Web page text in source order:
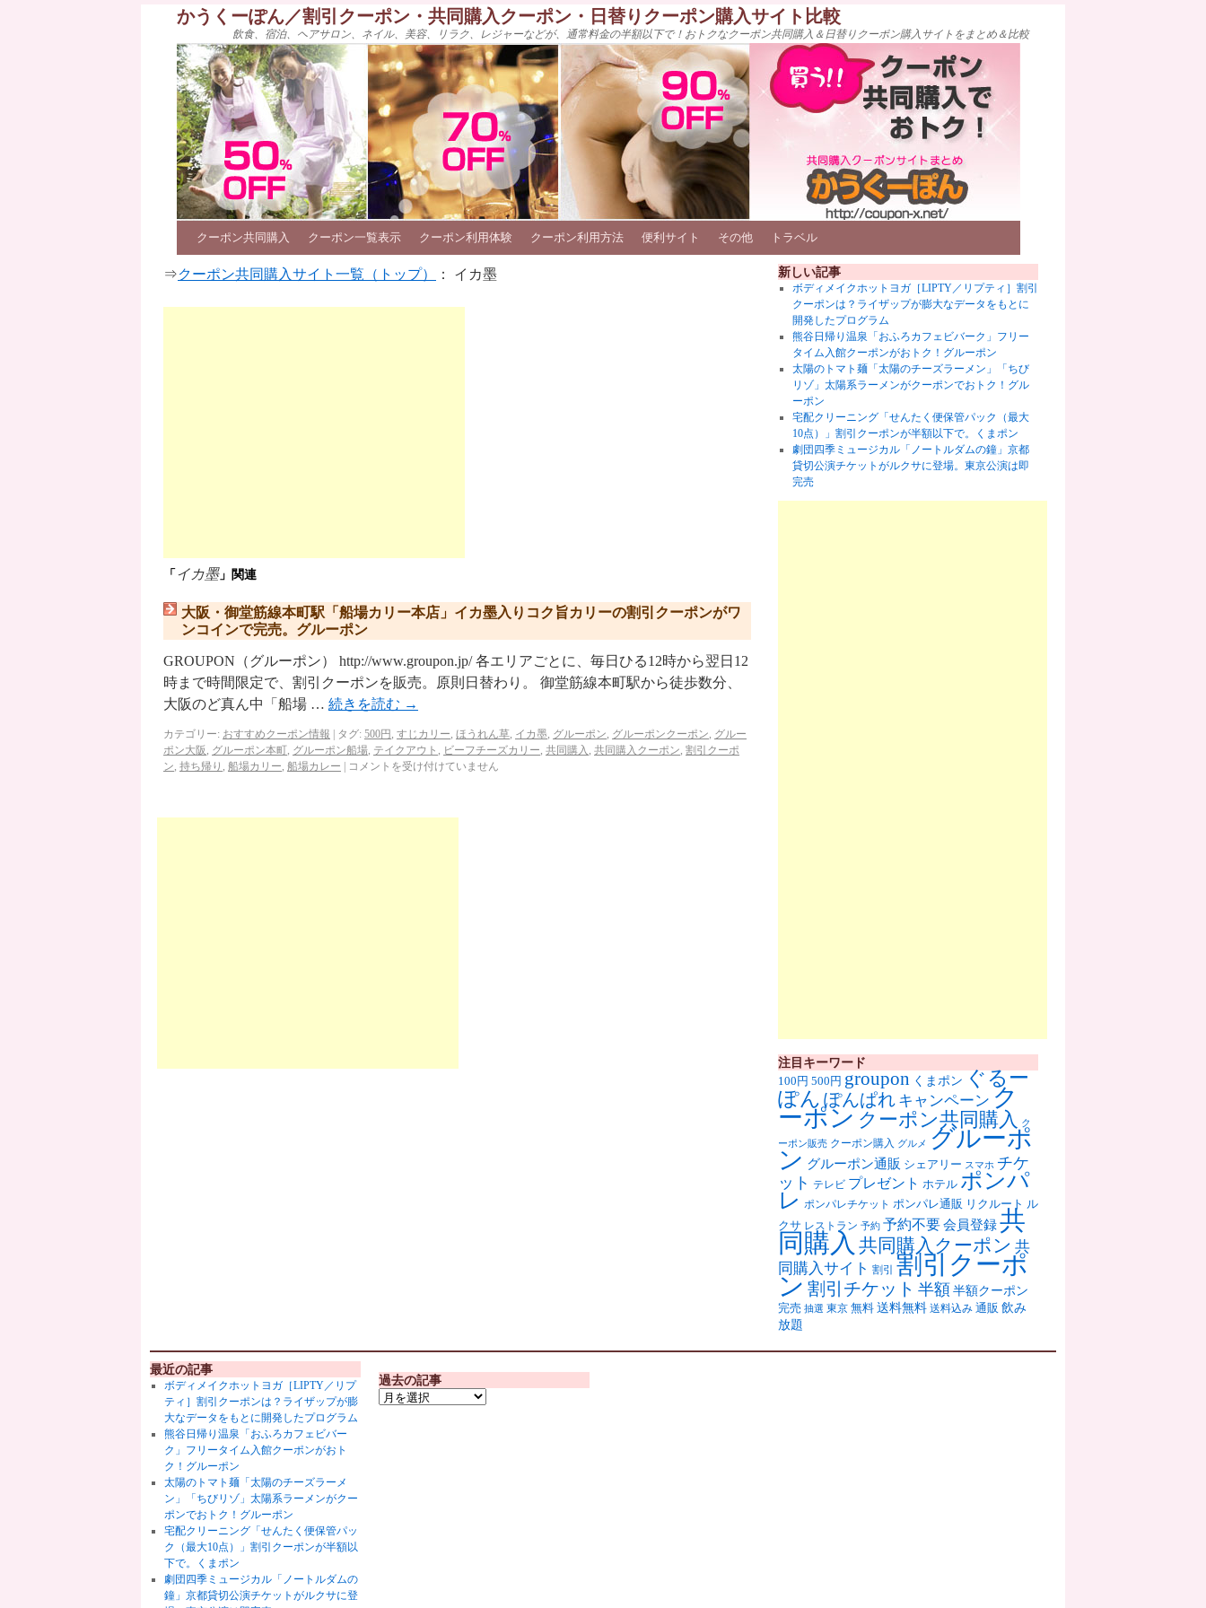
かうくーぽん／割引クーポン・共同購入クーポン・日替りクーポン購入サイト比較
飲食、宿泊、ヘアサロン、ネイル、美容、リラク、レジャーなどが、通常料金の半額以下で！おトクなクーポン共同購入＆日替りクーポン購入サイトをまとめ＆比較
クーポン共同購入 クーポン一覧表示 クーポン利用体験 クーポン利用方法 便利サイト その他 トラベル
⇒クーポン共同購入サイト一覧（トップ） ： イカ墨
「 イカ墨」関連
大阪・御堂筋線本町駅「船場カリー本店」イカ墨入りコク旨カリーの割引クーポンがワ
ンコインで完売。グルーポン
GROUPON（グルーポン） http://www.groupon.jp/ 各エリアごとに、毎日ひる12時から翌日12
時まで時間限定で、割引クーポンを販売。原則日替わり。 御堂筋線本町駅から徒歩数分、
大阪のど真ん中「船場 … 続きを読む →
カテゴリー: おすすめクーポン情報 タグ: 500円 , すじカリー, ほうれん草, イカ墨, グルーポン, グルーポンクーポン, グルー
ポン大阪 , グルーポン本町, グルーポン船場, テイクアウト , ビーフチーズカリー, 共同購入 , 共同購入クーポン, 割引クーポ
ン, 持ち帰り , 船場カリー, 船場カレー コメントを受け付けていません
新しい記事
ボディメイクホットヨガ［LIPTY／リプティ］割引
クーポンは？ライザップが膨大なデータをもとに
開発したプログラム
熊谷日帰り温泉「おふろカフェビバーク」フリー
タイム入館クーポンがおトク！グルーポン
太陽のトマト麺「太陽のチーズラーメン」「ちび
リゾ」太陽系ラーメンがクーポンでおトク！グル
ーポン
宅配クリーニング「せんたく便保管パック（最大
10点）」割引クーポンが半額以下で。くまポン
劇団四季ミュージカル「ノートルダムの鐘」京都
貸切公演チケットがルクサに登場。東京公演は即
完売
注目キーワード
100円 500円 groupon くまポン ぐるー
ぽん ぽんぱれ キャンペーン ク
ーポン クーポン共同購入 ク
ーポン販売 クーポン購入 グルメ グルーポ
ン グルーポン通販 シェアリー スマホ チケ
ット テレビ プレゼント ホテル ポンパ
レ ポンパレチケット ポンパレ通販 リクルート ル
クサ レストラン 予約 予約不要会員登録共
同購入 共同購入クーポン 共
同購入サイト 割引 割引クーポ
ン 割引チケット 半額 半額クーポン
完売 抽選 東京 無料 送料無料 送料込み 通販 飲み
放題
最近の記事
ボディメイクホットヨガ［LIPTY／リプ
ティ］割引クーポンは？ライザップが膨
大なデータをもとに開発したプログラム
熊谷日帰り温泉「おふろカフェビバー
ク」フリータイム入館クーポンがおト
ク！グルーポン
太陽のトマト麺「太陽のチーズラーメ
ン」「ちびリゾ」太陽系ラーメンがクー
ポンでおトク！グルーポン
宅配クリーニング「せんたく便保管パッ
ク（最大10点）」割引クーポンが半額以
下で。くまポン
劇団四季ミュージカル「ノートルダムの
鐘」京都貸切公演チケットがルクサに登
過去の記事